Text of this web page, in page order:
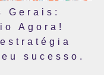
Gerais:
Agora!
sucesso.